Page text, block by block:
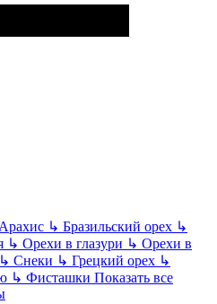
Арахис ↳ Бразильский орех ↳
↳ Орехи в глазури ↳ Орехи в
↳ Снеки ↳ Грецкий орех ↳
↳ Фисташки Показать все